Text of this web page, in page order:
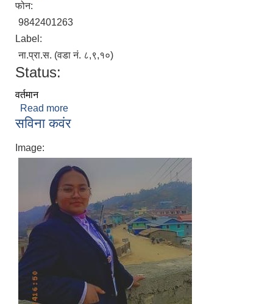
फोन:
9842401263
Label:
ना.प्रा.स. (वडा नं. ८,९,१०)
Status:
वर्तमान
Read more
सविना कवंर
Image: